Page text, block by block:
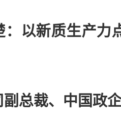
：以新质生产力
副总裁、中国政